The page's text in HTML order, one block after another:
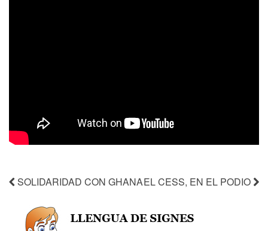
SOLIDARIDAD CON GHANAEL CESS, EN EL PODIO